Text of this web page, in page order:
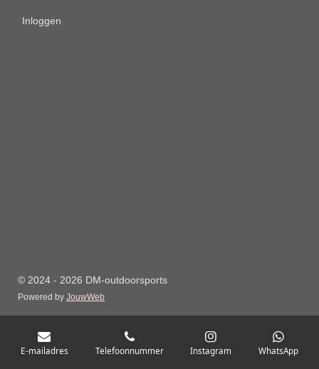
Inloggen
© 2024 - 2026 DM-outdoorsports
Powered by JouwWeb
E-mailadres Telefoonnummer Instagram WhatsApp